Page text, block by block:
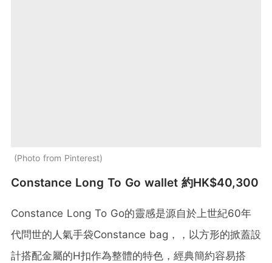
Photo from Pinterest
Constance Long To Go wallet 約HK$40,300
Constance Long To Go的靈感是源自於上世紀60年
代問世的人氣手袋Constance bag，，以方形的掀蓋設
計搭配金屬的H扣作為整體的特色，經典簡約容易搭